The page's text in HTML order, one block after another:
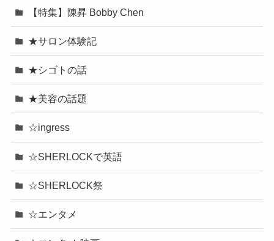
【特集】陳昇 Bobby Chen
★サロン体験記
★シゴトの話
★美容の話題
☆ingress
☆SHERLOCKで英語
☆SHERLOCK祭
☆エンタメ